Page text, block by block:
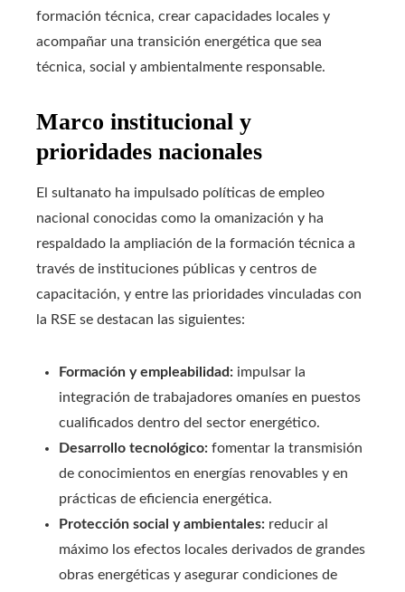
formación técnica, crear capacidades locales y
acompañar una transición energética que sea
técnica, social y ambientalmente responsable.
Marco institucional y
prioridades nacionales
El sultanato ha impulsado políticas de empleo
nacional conocidas como la omanización y ha
respaldado la ampliación de la formación técnica a
través de instituciones públicas y centros de
capacitación, y entre las prioridades vinculadas con
la RSE se destacan las siguientes:
Formación y empleabilidad: impulsar la
integración de trabajadores omaníes en puestos
cualificados dentro del sector energético.
Desarrollo tecnológico: fomentar la transmisión
de conocimientos en energías renovables y en
prácticas de eficiencia energética.
Protección social y ambientales: reducir al
máximo los efectos locales derivados de grandes
obras energéticas y asegurar condiciones de